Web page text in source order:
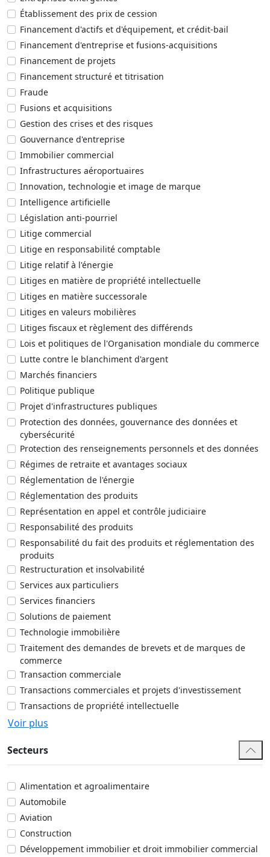
Établissement des prix de cession
Financement d'actifs et d'équipement, et crédit-bail
Financement d'entreprise et fusions-acquisitions
Financement de projets
Financement structuré et titrisation
Fraude
Fusions et acquisitions
Gestion des crises et des risques
Gouvernance d'entreprise
Immobilier commercial
Infrastructures aéroportuaires
Innovation, technologie et image de marque
Intelligence artificielle
Législation anti-pourriel
Litige commercial
Litige en responsabilité comptable
Litige relatif à l'énergie
Litiges en matière de propriété intellectuelle
Litiges en matière successorale
Litiges en valeurs mobilières
Litiges fiscaux et règlement des différends
Lois et politiques de l'Organisation mondiale du commerce
Lutte contre le blanchiment d'argent
Marchés financiers
Politique publique
Projet d'infrastructures publiques
Protection des données, gouvernance des données et
cybersécurité
Protection des renseignements personnels et des données
Régimes de retraite et avantages sociaux
Réglementation de l'énergie
Réglementation des produits
Représentation en appel et contrôle judiciaire
Responsabilité des produits
Responsabilité du fait des produits et réglementation des
produits
Restructuration et insolvabilité
Services aux particuliers
Services financiers
Solutions de paiement
Technologie immobilière
Traitement des demandes de brevets et de marques de
commerce
Transaction commerciale
Transactions commerciales et projets d'investissement
Transactions de propriété intellectuelle
Voir plus
Secteurs
Alimentation et agroalimentaire
Automobile
Aviation
Construction
Développement immobilier et droit immobilier commercial